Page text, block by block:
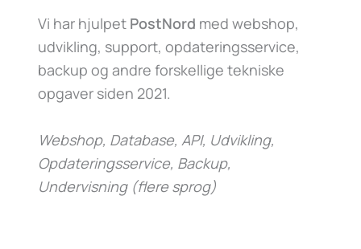
Vi har hjulpet PostNord med webshop,
udvikling, support, opdateringsservice,
backup og andre forskellige tekniske
opgaver siden 2021.
Webshop, Database, API, Udvikling,
Opdateringsservice, Backup,
Undervisning (flere sprog)